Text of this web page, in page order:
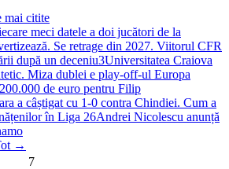
mai citite
meci datele a doi jucători de la
Se retrage din 2027. Viitorul CFR
după un deceniu3Universitatea Craiova
Miza dublei e play-off-ul Europa
de euro pentru Filip
a câștigat cu 1-0 contra Chindiei. Cum a
în Liga 26Andrei Nicolescu anunță
→
7